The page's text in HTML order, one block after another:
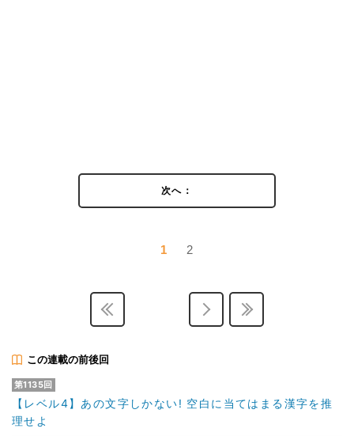
次へ：
1 2
この連載の前後回
第1135回
【レベル4】あの文字しかない! 空白に当てはまる漢字を推
理せよ